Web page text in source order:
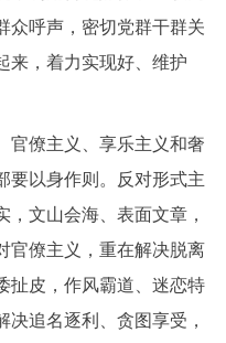
众呼声，密切党群干群关
来，着力实现好、维护
僚主义、享乐主义和奢
要以身作则。反对形式主
，文山会海、表面文章，
官僚主义，重在解决脱离
扯皮，作风霸道、迷恋特
追名逐利、贪图享受，